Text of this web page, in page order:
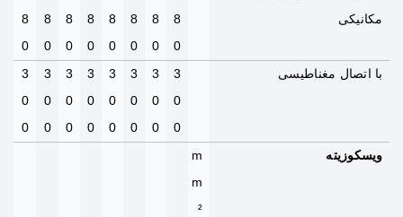
مکانیکی
8
0
8
0
8
0
8
0
8
0
8
0
8
0
8
0
با اتصال مغناطیسی
3
0
0
3
0
0
3
0
0
3
0
0
3
0
0
3
0
0
3
0
0
3
0
0
ویسکوزیته
m
m
²